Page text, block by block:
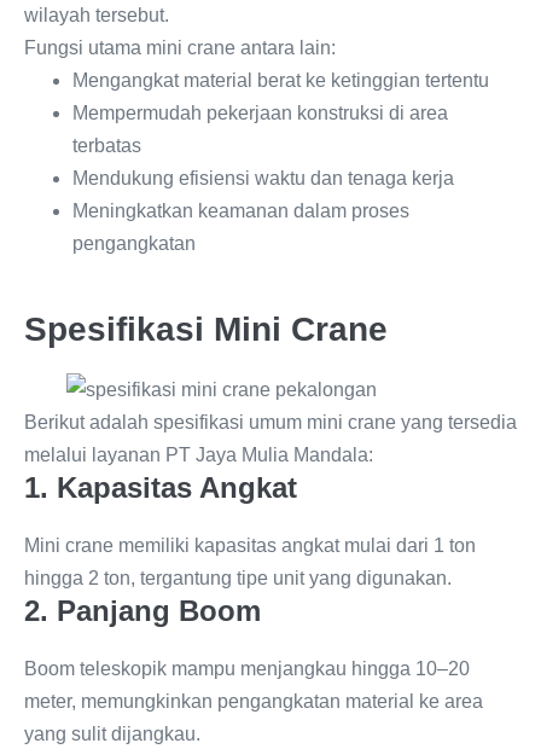
wilayah tersebut.
Fungsi utama mini crane antara lain:
Mengangkat material berat ke ketinggian tertentu
Mempermudah pekerjaan konstruksi di area
terbatas
Mendukung efisiensi waktu dan tenaga kerja
Meningkatkan keamanan dalam proses
pengangkatan
Spesifikasi Mini Crane
Berikut adalah spesifikasi umum mini crane yang tersedia
melalui layanan PT Jaya Mulia Mandala:
1. Kapasitas Angkat
Mini crane memiliki kapasitas angkat mulai dari 1 ton
hingga 2 ton, tergantung tipe unit yang digunakan.
2. Panjang Boom
Boom teleskopik mampu menjangkau hingga 10–20
meter, memungkinkan pengangkatan material ke area
yang sulit dijangkau.